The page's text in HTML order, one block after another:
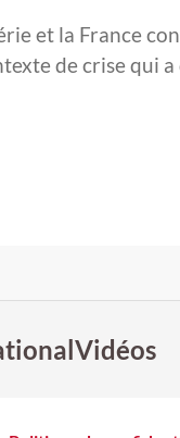
et la France
de crise qui
Vidéos